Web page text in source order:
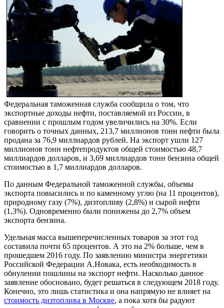
Федеральная таможенная служба сообщила о том, что
экспортные доходы нефти, поставляемой из России, в
сравнении с прошлым годом увеличились на 30%. Если
говорить о точных данных, 213,7 миллионов тонн нефти была
продана за 76,9 миллиардов рублей. На экспорт ушли 127
миллионов тонн нефтепродуктов общей стоимостью 48,7
миллиардов долларов, и 3,69 миллиардов тонн бензина общей
стоимостью в 1,7 миллиардов долларов.
По данным Федеральной таможенной службы, объемы
экспорта повысились и по каменному углю (на 11 процентов),
природному газу (7%), дизтопливу (2,8%) и сырой нефти
(1,3%). Одновременно были понижены до 2,7% объем
экспорта бензина.
Удельная масса вышеперечисленных товаров за этот год
составила почти 65 процентов. А это на 2% больше, чем в
прошедшем 2016 году. По заявлению министра энергетики
Российской Федерации А.Новака, есть необходимость в
обнулении пошлины на экспорт нефти. Насколько данное
заявление обосновано, будет решаться в следующем 2018 году.
Конечно, это лишь статистика и она напрямую не влияет на
стоимость дизтоплива в Москве, а пока хотя бы радуют